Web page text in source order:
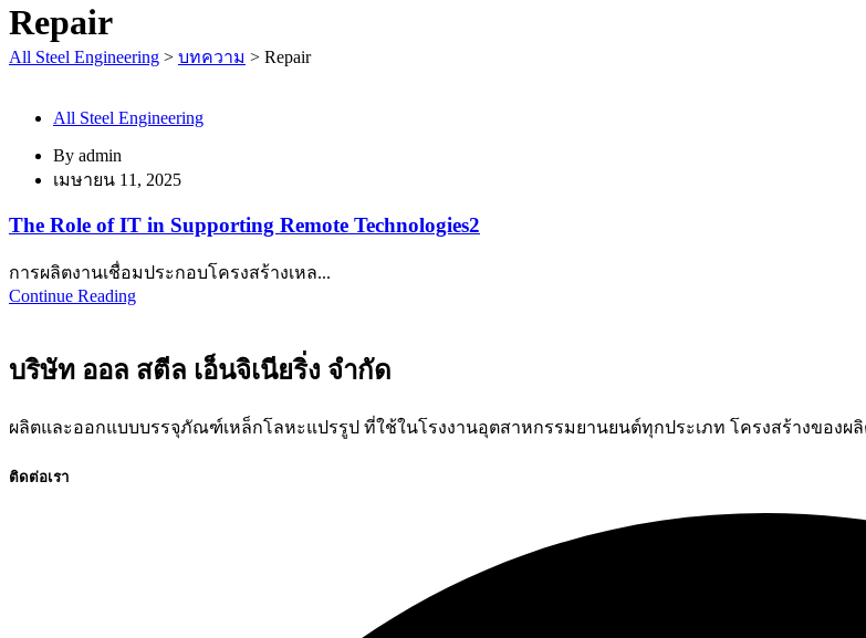
Repair
All Steel Engineering > บทความ > Repair
All Steel Engineering
By admin
เมษายน 11, 2025
The Role of IT in Supporting Remote Technologies2
การผลิตงานเชื่อมประกอบโครงสร้างเหล...
Continue Reading
บริษัท ออล สตีล เอ็นจิเนียริ่ง จำกัด
ผลิตและออกแบบบรรจุภัณฑ์เหล็กโลหะแปรรูป ที่ใช้ในโรงงานอุตสาหกรรมยานยนต์ทุกประเภท โครงสร้างของ
ติดต่อเรา